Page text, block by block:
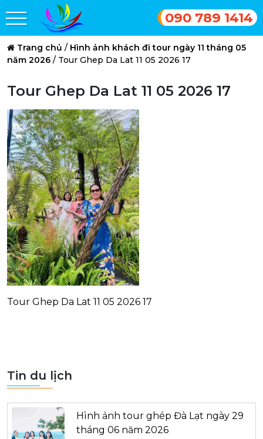
090 789 1414
Trang chủ / Hình ảnh khách đi tour ngày 11 tháng 05
năm 2026 / Tour Ghep Da Lat 11 05 2026 17
Tour Ghep Da Lat 11 05 2026 17
Tour Ghep Da Lat 11 05 2026 17
Tin du lịch
Hình ảnh tour ghép Đà Lạt ngày 29
tháng 06 năm 2026